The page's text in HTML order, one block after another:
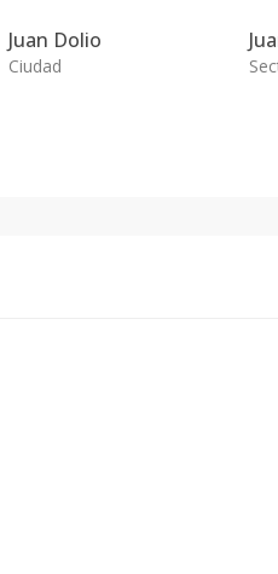
Juan Dolio
Ciudad